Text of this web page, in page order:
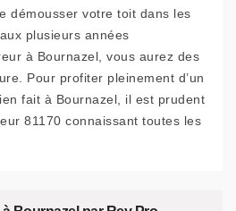
démousser votre toit dans les
plusieurs années
à Bournazel, vous aurez des
Pour profiter pleinement d’un
fait à Bournazel, il est prudent
81170 connaissant toutes les